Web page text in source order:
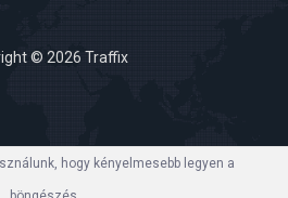
© 2026 Traffix
hogy kényelmesebb legyen a